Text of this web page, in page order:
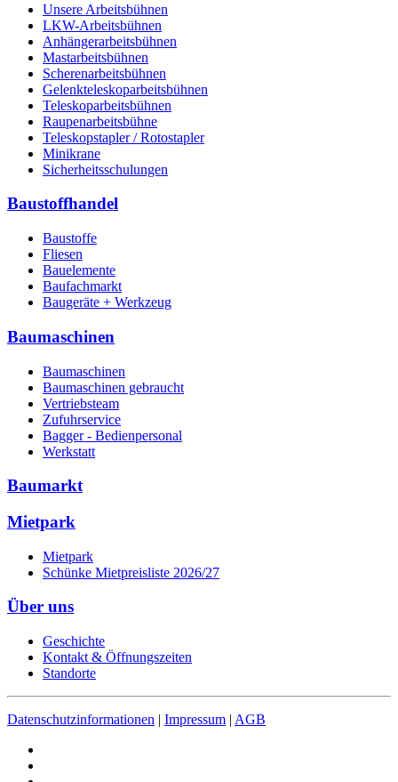
Unsere Arbeitsbühnen
LKW-Arbeitsbühnen
Anhängerarbeitsbühnen
Mastarbeitsbühnen
Scherenarbeitsbühnen
Gelenkteleskoparbeitsbühnen
Teleskoparbeitsbühnen
Raupenarbeitsbühne
Teleskopstapler / Rotostapler
Minikrane
Sicherheitsschulungen
Baustoffhandel
Baustoffe
Fliesen
Bauelemente
Baufachmarkt
Baugeräte + Werkzeug
Baumaschinen
Baumaschinen
Baumaschinen gebraucht
Vertriebsteam
Zufuhrservice
Bagger - Bedienpersonal
Werkstatt
Baumarkt
Mietpark
Mietpark
Schünke Mietpreisliste 2026/27
Über uns
Geschichte
Kontakt & Öffnungszeiten
Standorte
Datenschutzinformationen | Impressum | AGB